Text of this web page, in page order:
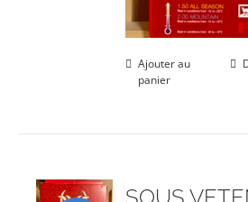
Ajouter au
panier